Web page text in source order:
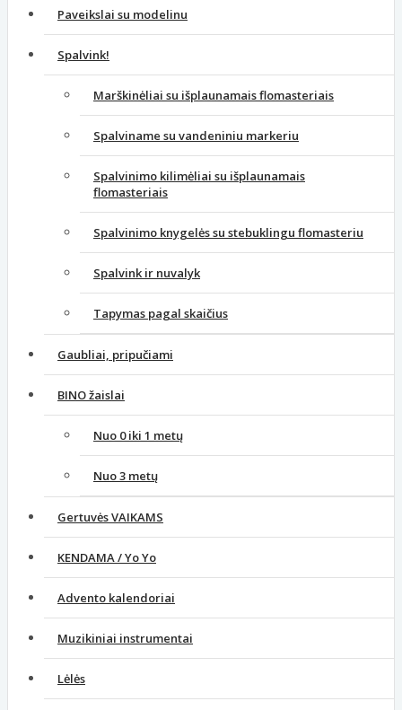
Paveikslai su modelinu
Spalvink!
Marškinėliai su išplaunamais flomasteriais
Spalviname su vandeniniu markeriu
Spalvinimo kilimėliai su išplaunamais
flomasteriais
Spalvinimo knygelės su stebuklingu flomasteriu
Spalvink ir nuvalyk
Tapymas pagal skaičius
Gaubliai, pripučiami
BINO žaislai
Nuo 0 iki 1 metų
Nuo 3 metų
Gertuvės VAIKAMS
KENDAMA / Yo Yo
Advento kalendoriai
Muzikiniai instrumentai
Lėlės